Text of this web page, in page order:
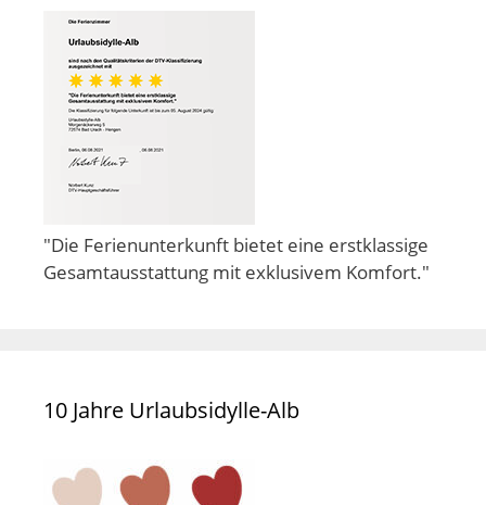
"Die Ferienunterkunft bietet eine erstklassige
Gesamtausstattung mit exklusivem Komfort."
10 Jahre Urlaubsidylle-Alb